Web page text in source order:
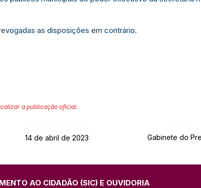
as disposições em contrário.
a publicação oficial.
14 de abril de 2023 Gabinete do
AO CIDADÃO (SIC) E OUVIDORIA